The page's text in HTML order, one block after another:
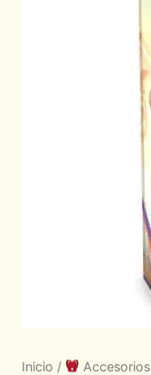
Inicio / Accesorios